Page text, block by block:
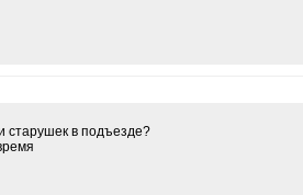
старушек в подъезде?